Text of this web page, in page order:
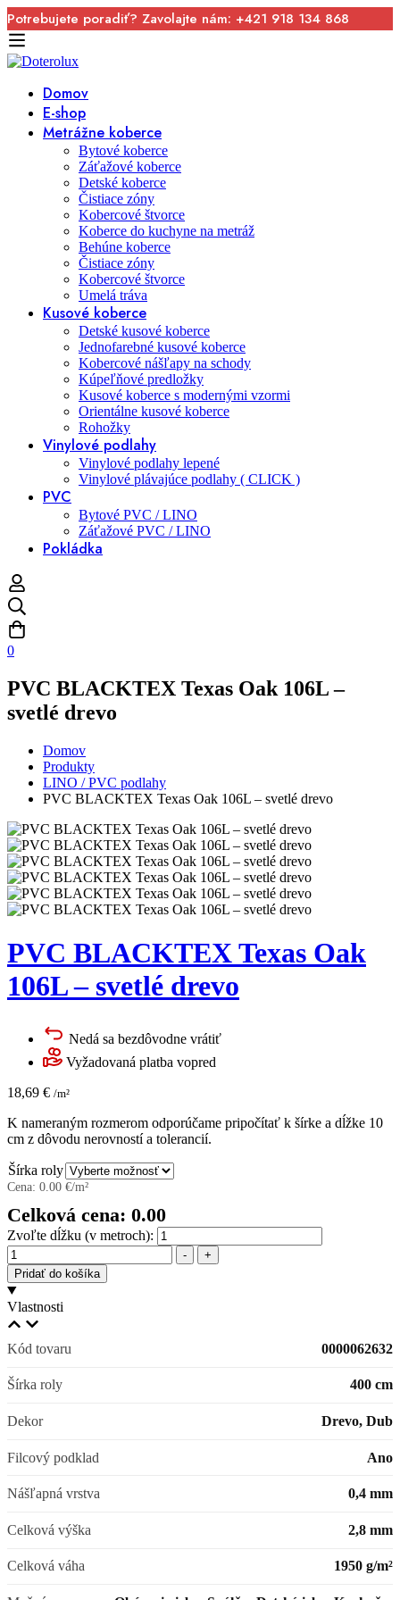
Potrebujete poradiť? Zavolajte nám: +421 918 134 868
Domov
E-shop
Metrážne koberce
Bytové koberce
Záťažové koberce
Detské koberce
Čistiace zóny
Kobercové štvorce
Koberce do kuchyne na metráž
Behúne koberce
Čistiace zóny
Kobercové štvorce
Umelá tráva
Kusové koberce
Detské kusové koberce
Jednofarebné kusové koberce
Kobercové nášľapy na schody
Kúpeľňové predložky
Kusové koberce s modernými vzormi
Orientálne kusové koberce
Rohožky
Vinylové podlahy
Vinylové podlahy lepené
Vinylové plávajúce podlahy ( CLICK )
PVC
Bytové PVC / LINO
Záťažové PVC / LINO
Pokládka
0
PVC BLACKTEX Texas Oak 106L –
svetlé drevo
Domov
Produkty
LINO / PVC podlahy
PVC BLACKTEX Texas Oak 106L – svetlé drevo
PVC BLACKTEX Texas Oak
106L – svetlé drevo
Nedá sa bezdôvodne vrátiť
Vyžadovaná platba vopred
18,69 € /m²
K nameraným rozmerom odporúčame pripočítať k šírke a dĺžke 10
cm z dôvodu nerovností a tolerancií.
Šírka roly
Cena: 0.00 €/m²
Celková cena: 0.00
Zvoľte dĺžku (v metroch):
Množstvo
-
+
Pridať do košíka
Vlastnosti
Kód tovaru 0000062632
Šírka roly 400 cm
Dekor Drevo, Dub
Filcový podklad Ano
Nášľapná vrstva 0,4 mm
Celková výška 2,8 mm
Celková váha 1950 g/m²